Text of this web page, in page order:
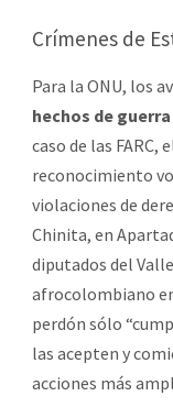
Crímenes de
Para la ONU, los
hechos de
caso de las
reconocimiento
violaciones de
Chinita, en
diputados del
afrocolombiano
perdón sólo
las acepten y
acciones más